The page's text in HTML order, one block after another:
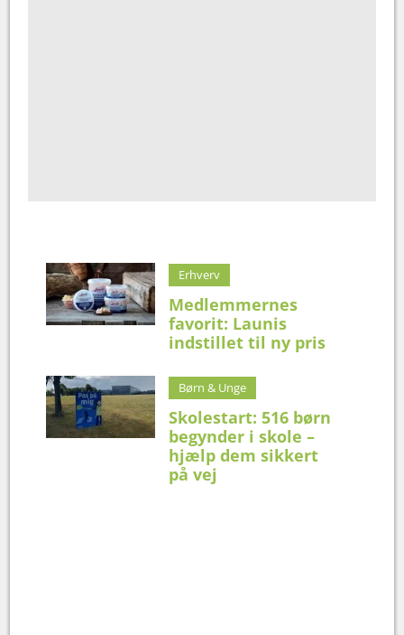
Erhverv
Medlemmernes
favorit: Launis
indstillet til ny pris
Børn & Unge
Skolestart: 516 børn
begynder i skole –
hjælp dem sikkert
på vej